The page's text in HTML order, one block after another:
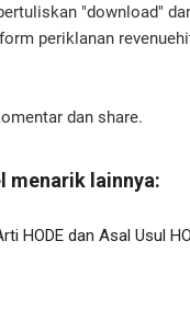
"download"
periklanan
dan share.